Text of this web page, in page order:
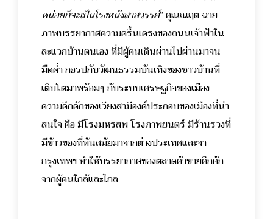
หน่อยก็จะเป็นโรงหนังสาสวรรค์” คุณณฤต ฉาย
ภาพบรรยากาศความครื้นเครงของถนนเจ้าฟ้าใน
ละแวกบ้านตนเอง ที่มีผู้คนเดินผ่านไปผ่านมาจน
มืดค่ำ กอรปกับวัฒนธรรมบันเทิงของชาวบ้านที่
เติบโตมาพร้อมๆ กับระบบเศรษฐกิจของเมือง
ความคึกคักของเวียงสามีองค์ประกอบของเมืองที่น่า
สนใจ คือ มีโรงมหรสพ โรงภาพยนตร์ มีร้านรวงที่
มีข้าวของที่ทันสมัยมาจากต่างประเทศและจา
กรุงเทพฯ ทำให้บรรยากาศของตลาดค้าขายคึกคัก
จากผู้คนใกล้และไกล